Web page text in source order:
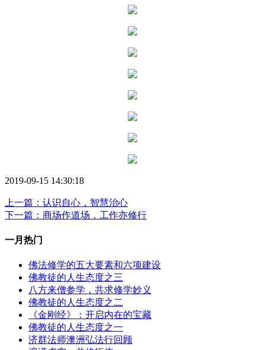
2019-09-15 14:30:18
上一篇：认识自心，智慧治心
下一篇：商场作道场，工作亦修行
一月热门
佛法修学的五大要素和六项建设
佛教徒的人生态度之三
八方来僧参学，共求修学妙义
佛教徒的人生态度之二
《金刚经》：开启内在的宝藏
佛教徒的人生态度之一
济群法师澳洲弘法行回顾